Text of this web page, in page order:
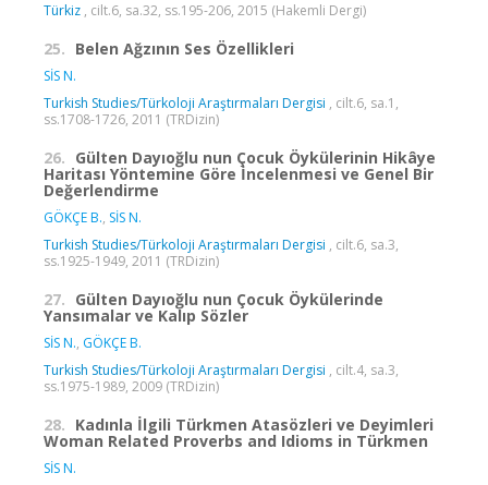
Türkiz , cilt.6, sa.32, ss.195-206, 2015 (Hakemli Dergi)
25. Belen Ağzının Ses Özellikleri
SİS N.
Turkish Studies/Türkoloji Araştırmaları Dergisi , cilt.6, sa.1,
ss.1708-1726, 2011 (TRDizin)
26. Gülten Dayıoğlu nun Çocuk Öykülerinin Hikâye
Haritası Yöntemine Göre İncelenmesi ve Genel Bir
Değerlendirme
GÖKÇE B., SİS N.
Turkish Studies/Türkoloji Araştırmaları Dergisi , cilt.6, sa.3,
ss.1925-1949, 2011 (TRDizin)
27. Gülten Dayıoğlu nun Çocuk Öykülerinde
Yansımalar ve Kalıp Sözler
SİS N., GÖKÇE B.
Turkish Studies/Türkoloji Araştırmaları Dergisi , cilt.4, sa.3,
ss.1975-1989, 2009 (TRDizin)
28. Kadınla İlgili Türkmen Atasözleri ve Deyimleri
Woman Related Proverbs and Idioms in Türkmen
SİS N.